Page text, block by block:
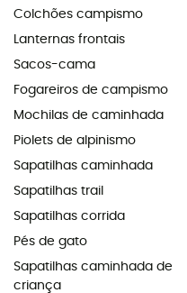
Colchões campismo
Lanternas frontais
Sacos-cama
Fogareiros de campismo
Mochilas de caminhada
Piolets de alpinismo
Sapatilhas caminhada
Sapatilhas trail
Sapatilhas corrida
Pés de gato
Sapatilhas caminhada de
criança